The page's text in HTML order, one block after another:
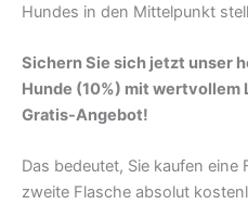
Hundes in den Mittelpunkt
Sichern Sie sich jetzt unser
Hunde (10%) mit wertvollem
Gratis-Angebot!
Das bedeutet, Sie kaufen eine
zweite Flasche absolut